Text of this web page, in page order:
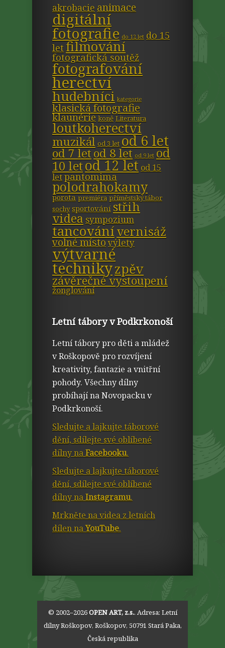
akrobacie animace
digitální
fotografie do 12 let do 15
let filmování
fotografická soutěž
fotografování
herectví
hudebníci kategorie
klasická fotografie
klaunérie koně Literatura
loutkoherectví
muzikál od 3 let od 6 let
od 7 letod 8 let od 9 let od
10 letod 12 let od 15
letpantomima
polodrahokamy
porota premiéra příměstský tábor
sochy sportování střih
videa sympozium
tancovánívernisáž
volné místovýlety
výtvarné
technikyzpěv
závěrečné vystoupení
žonglování
Letní tábory v Podkrkonoší
Letní tábory pro děti a mládež
v Roškopově pro rozvíjení
kreativity, fantazie a vnitřní
pohody. Všechny dílny
probíhají na Novopacku v
Podkrkonoší.
Sledujte a lajkujte táborové
dění, sdílejte své oblíbené
dílny naFacebooku.
Sledujte a lajkujte táborové
dění, sdílejte své oblíbené
dílny naInstagramu.
Mrkněte na videa z letních
dílen naYouTube.
© 2002–2026OPEN ART, z.s.. Adresa: Letní
dílny Roškopov, Roškopov, 50791 Stará Paka,
Česká republika